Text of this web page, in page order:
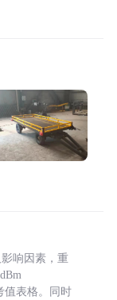
响因素，重
值表格。同时